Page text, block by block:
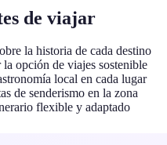
de viajar
la historia de cada destino
opción de viajes sostenible
local en cada lugar
de senderismo en la zona
flexible y adaptado